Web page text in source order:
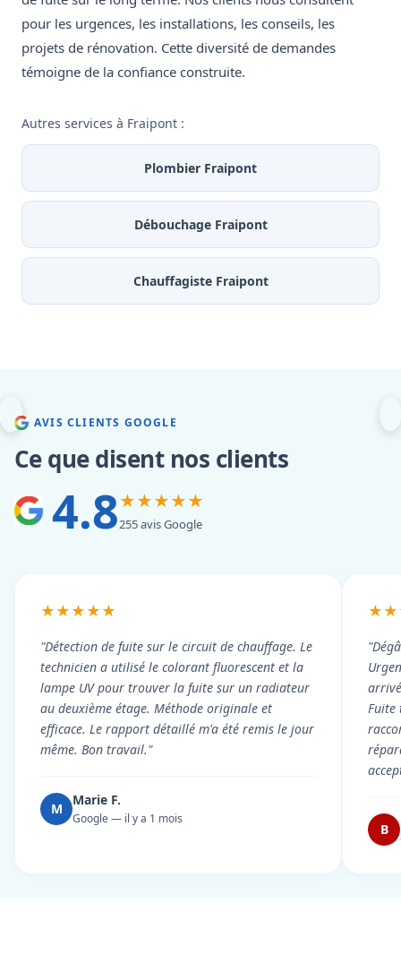
pour les urgences, les installations, les conseils, les
projets de rénovation. Cette diversité de demandes
témoigne de la confiance construite.
Autres services à Fraipont :
Plombier Fraipont
Débouchage Fraipont
Chauffagiste Fraipont
AVIS CLIENTS GOOGLE
Ce que disent nos clients
4.8★★★★★
255 avis Google
★★★★★
"Détection de fuite sur le circuit de chauffage. Le
technicien a utilisé le colorant fluorescent et la
lampe UV pour trouver la fuite sur un radiateur
au deuxième étage. Méthode originale et
efficace. Le rapport détaillé m'a été remis le jour
même. Bon travail."
M
Marie F.
Google — il y a 1 mois
Fuite
B